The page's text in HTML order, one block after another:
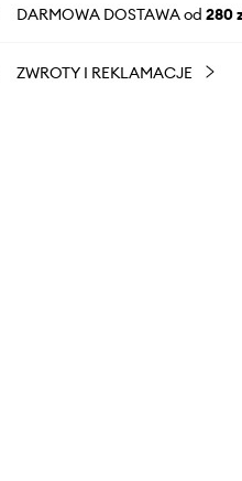
DARMOWA DOSTAWA od 280
ZWROTY I REKLAMACJE